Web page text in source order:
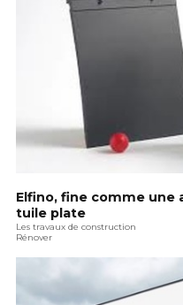
Elfino, fine comme une
tuile plate
Les travaux de construction
Rénover